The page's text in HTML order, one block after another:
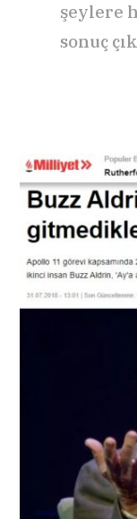
şeylere
sonuç